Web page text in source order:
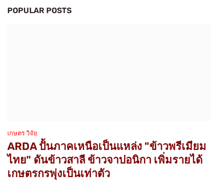
POPULAR POSTS
เกษตร วิจัย
ARDA ปั้นภาคเหนือเป็นแหล่ง "ข้าวพรีเมียม
ไทย" ดันข้าวสาลี ข้าวจาปอนิกา เพิ่มรายได้
เกษตรกรพุ่งเป็นเท่าตัว